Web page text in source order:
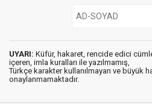
UYARI: Küfür, hakaret, rencide edici
içeren, imla kuralları ile yazılmamış,
Türkçe karakter kullanılmayan ve büyük
onaylanmamaktadır.